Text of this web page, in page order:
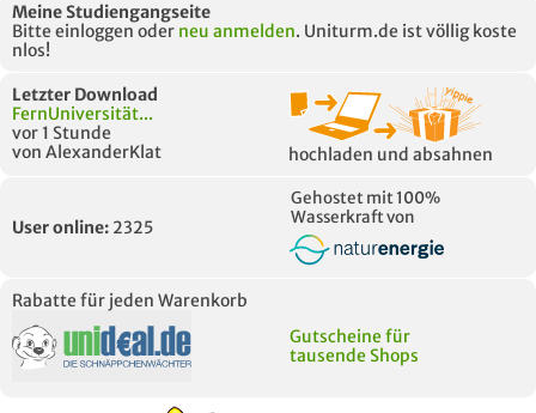
Meine Studiengangseite
Bitte einloggen oder neu anmelden. Uniturm.de ist völlig koste
nlos!
Letzter Download
FernUniversität...
vor 1 Stunde
von AlexanderKlat
hochladen und absahnen
User online: 2325
Gehostet mit 100%
Wasserkraft von
Rabatte für jeden Warenkorb
Gutscheine für
tausende Shops